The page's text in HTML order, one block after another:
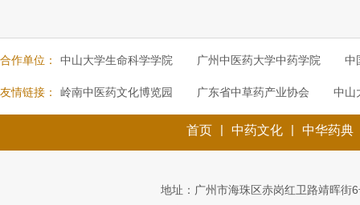
合作单位： 中山大学生命科学学院 广州中医药大学中药学院 中
友情链接： 岭南中医药文化博览园 广东省中草药产业协会 中山
首页 | 中药文化 | 中华药典
地址：广州市海珠区赤岗红卫路靖晖街